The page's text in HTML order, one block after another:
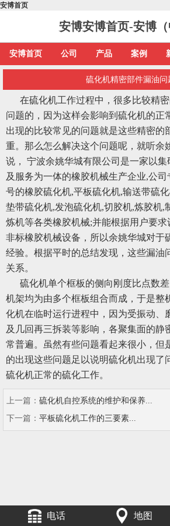
安博首页
安博安博首页-安博（
安博首页 公司 产品 案例
硫化机精密部件漏油问
在硫化机工作过程中，很多比较精密
问题的，因为这样会影响到硫化机的正
出现的比较常见的问题就是这些精密的
重。那么怎么解决这个问题呢，就听余
说， 宁波余姚华城有限公司是一家以集
及服务为一体的橡胶机械生产企业,公
号的橡胶硫化机,平板硫化机,输送带硫
垫带硫化机,发泡硫化机,切胶机,炼胶机,
炼机等各类橡胶机械;并能根据用户要
非标橡胶机械设备，所以余姚华城对于
经验。根据平时的总结发现，这些漏油
关系。
硫化机单个框板的侧向刚度比点数
机架均为由多个框板组合而成，于是整
化机在临时运行进程中，因为受振动、
及几回再三拆装等影响，各聚集面的静
常普遍。虽然有些问题看起来很小，但
的出现这些问题足以说明硫化机出现了
硫化机正常的硫化工作。
上一篇： 硫化机自控系统的维护和保养...
下一篇： 平板硫化机工作的三要素...
电话 地图